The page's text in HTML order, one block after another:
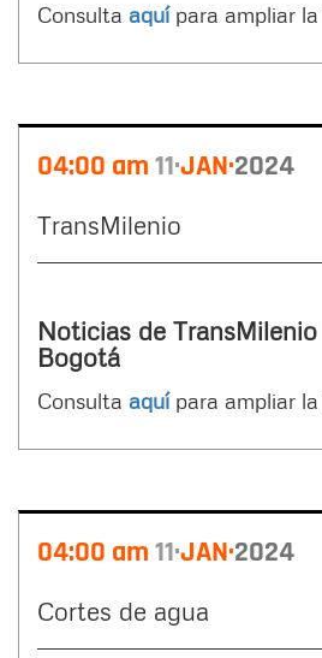
Consulta aquí para ampliar
04:00 am 11 JAN 2024
TransMilenio
Noticias de
Bogotá
Consulta aquí para ampliar
04:00 am 11 JAN 2024
Cortes de agua